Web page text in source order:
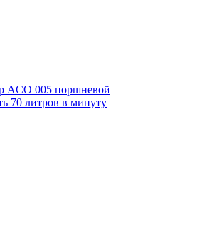
ACO 005 поршневой
70 литров в минуту